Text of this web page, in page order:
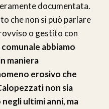
documentata.
che non si può parlare
o gestito con
abbiamo
maniera
erosivo che
non sia
ultimi anni, ma